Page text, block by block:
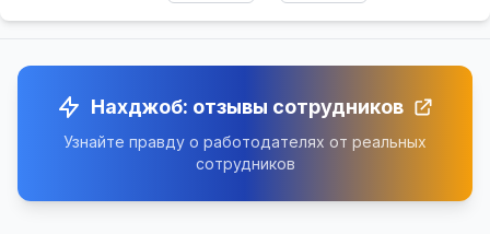
Нахджоб: отзывы сотрудников
Узнайте правду о работодателях от реальных
сотрудников